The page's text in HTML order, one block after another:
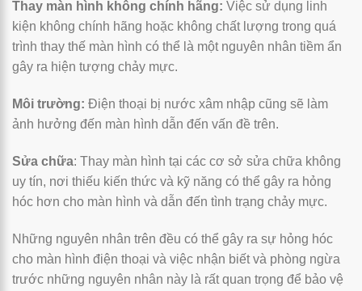
Thay màn hình không chính hãng: Việc sử dụng linh
kiện không chính hãng hoặc không chất lượng trong quá
trình thay thế màn hình có thể là một nguyên nhân tiềm ẩn
gây ra hiện tượng chảy mực.
Môi trường: Điện thoại bị nước xâm nhập cũng sẽ làm
ảnh hưởng đến màn hình dẫn đến vấn đề trên.
Sửa chữa: Thay màn hình tại các cơ sở sửa chữa không
uy tín, nơi thiếu kiến thức và kỹ năng có thể gây ra hỏng
hóc hơn cho màn hình và dẫn đến tình trạng chảy mực.
Những nguyên nhân trên đều có thể gây ra sự hỏng hóc
cho màn hình điện thoại và việc nhận biết và phòng ngừa
trước những nguyên nhân này là rất quan trọng để bảo vệ